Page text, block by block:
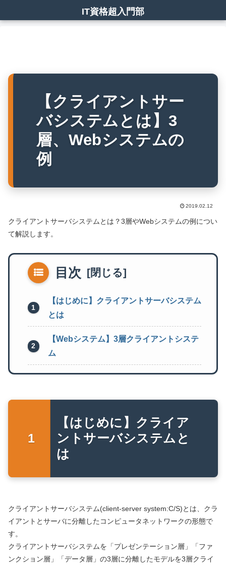
IT資格超入門部
【クライアントサー
バシステムとは】3
層、Webシステムの
例
2019.02.12
クライアントサーバシステムとは？3層やWebシステムの例につい
て解説します。
目次
【はじめに】クライアントサーバシステム
とは
【Webシステム】3層クライアントシステ
ム
【はじめに】クライア
ントサーバシステムと
は
クライアントサーバシステム(client-server system:C/S)とは、クラ
イアントとサーバに分離したコンピュータネットワークの形態で
す。
クライアントサーバシステムを「プレゼンテーション層」「ファ
ンクション層」「データ層」の3層に分離したモデルを3層クライ